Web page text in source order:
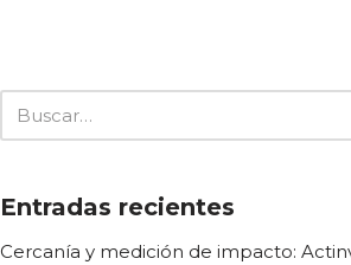
Entradas recientes
Cercanía y medición de impacto: